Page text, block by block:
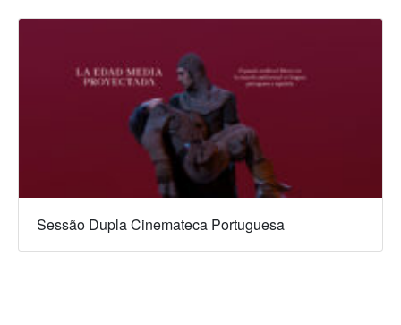
Sessão Dupla Cinemateca Portuguesa